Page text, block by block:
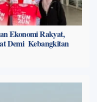
Ekonomi Rakyat,
Demi Kebangkitan